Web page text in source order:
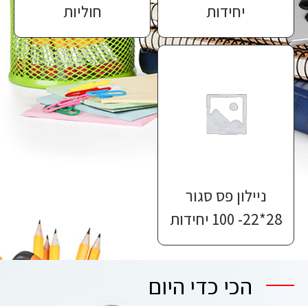
יחידות
חוליות
ניילון פס סגור
28*22- 100 יחידות
הכי כדי היום